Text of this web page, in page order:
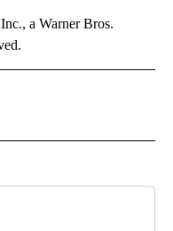
a Warner Bros.
NOTIFICATIONS ABOUT